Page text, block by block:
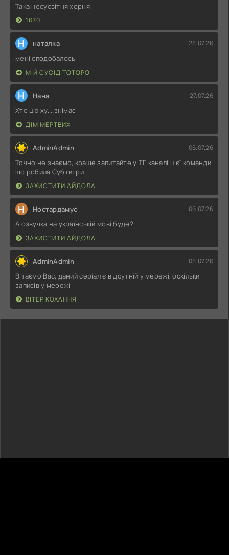
Така несусвітня херня
1670
Н наталка 28.07.26
мені сподобалось
МІЙ СУСІД ТОТОРО
Н Нана 27.07.26
Хто цю ху....знімає
ДІМ МЕРТВИХ
AdminAdmin 06.07.26
Точно не знаємо, краще запитайте у ТГ каналі цієї команди
що робила Субтитри
ЗАХИСТИТИ АЙДОЛА
Н Ностардамус 06.07.26
А озвучка на українській мові буде?
ЗАХИСТИТИ АЙДОЛА
AdminAdmin 05.07.26
Вітаємо Вас, даний серіал є відсутній у мережі, оскільки
записів у мережі
ВІТЕР КОХАННЯ